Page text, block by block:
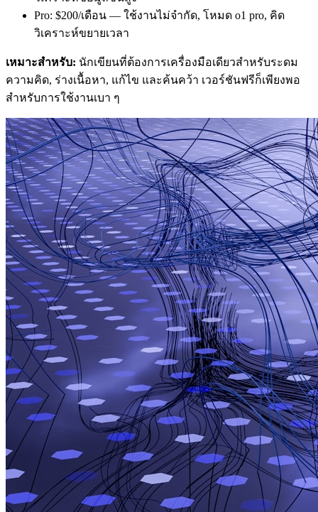
Pro: $200/เดือน — ใช้งานไม่จำกัด, โหมด o1 pro, คิด
วิเคราะห์ขยายเวลา
เหมาะสำหรับ: นักเขียนที่ต้องการเครื่องมือเดียวสำหรับระดม
ความคิด, ร่างเนื้อหา, แก้ไข และค้นคว้า เวอร์ชันฟรีก็เพียงพอ
สำหรับการใช้งานเบา ๆ